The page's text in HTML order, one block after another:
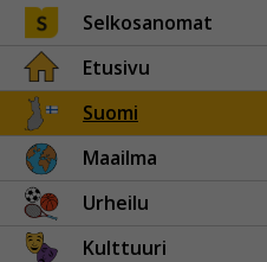
Selkosanomat
Etusivu
Suomi
Maailma
Urheilu
Kulttuuri